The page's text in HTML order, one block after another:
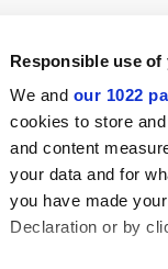
Responsible use of
We and our 1022
cookies to store
and content
your data and for
you have made
Declaration or by
CORONA S.P.A.
- P.IVA: IT00628160368
Sassuolo (MO) Italy